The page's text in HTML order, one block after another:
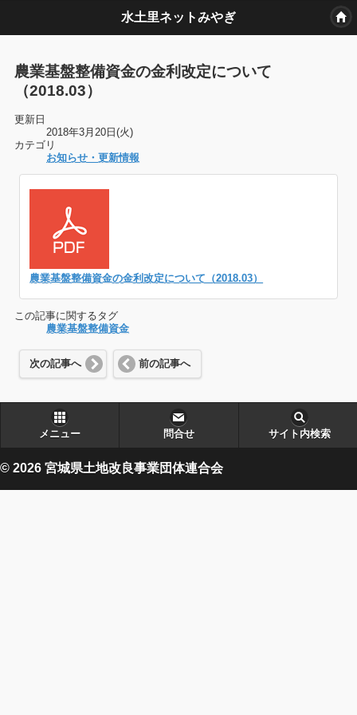
水土里ネットみやぎ
農業基盤整備資金の金利改定について
（2018.03）
更新日
2018年3月20日(火)
カテゴリ
お知らせ・更新情報
農業基盤整備資金の金利改定について（2018.03）
この記事に関するタグ
農業基盤整備資金
次の記事へ 前の記事へ
メニュー 問合せ サイト内検索
© 2026 宮城県土地改良事業団体連合会